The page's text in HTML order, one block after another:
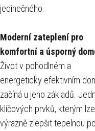
jedinečného.
Moderní zateplení pro
komfortní a úsporný
Život v pohodlném a
energeticky efektivním
začíná u jeho základů.
klíčových prvků, kterým lze
výrazně zlepšit tepelnou